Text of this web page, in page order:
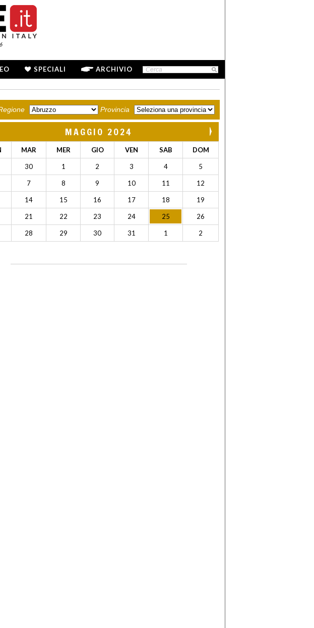
SPECIALI ARCHIVIO
Provincia
MAGGIO 2024
MAR MER GIO VEN SAB DOM
30 1 2 3 4 5
7 8 9 10 11 12
14 15 16 17 18 19
21 22 23 24 25 26
28 29 30 31 1 2